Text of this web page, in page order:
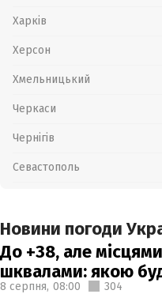
Харків
Херсон
Хмельницький
Черкаси
Чернігів
Севастополь
Новини погоди
До +38, але
шквалами: якою
8 серпня, 08:00 304